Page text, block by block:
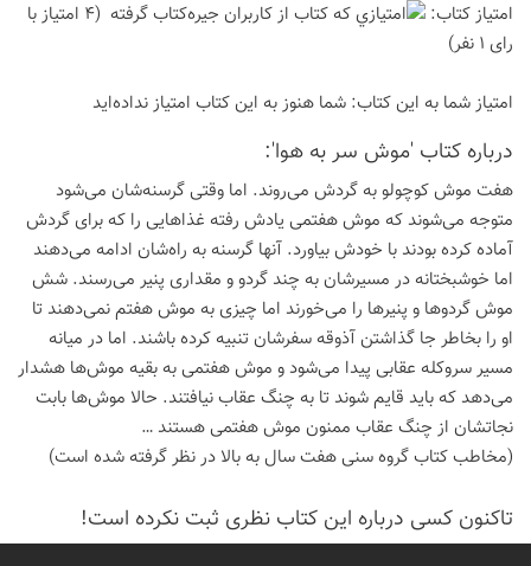
امتیاز كتاب:
(4 امتیاز با
رای 1 نفر)
امتیاز شما به این كتاب: شما هنوز به این كتاب امتیاز نداده‌اید
درباره كتاب 'موش سر به هوا':
هفت موش کوچولو به گردش می‌روند. اما وقتی گرسنه‌شان می‌شود
متوجه می‌شوند که موش هفتمی یادش رفته غذاهایی را که برای گردش
آماده کرده بودند با خودش بیاورد. آنها گرسنه به راه‌شان ادامه می‌دهند
اما خوشبختانه در مسیرشان به چند گردو و مقداری پنیر می‌رسند. شش
موش گردوها و پنیرها را می‌خورند اما چیزی به موش هفتم نمی‌دهند تا
او را بخاطر جا گذاشتن آذوقه سفرشان تنبیه کرده باشند. اما در میانه
مسیر سروکله عقابی پیدا می‌شود و موش هفتمی به بقیه موش‌ها هشدار
می‌دهد که باید قایم شوند تا به چنگ عقاب نیافتند. حالا موش‌ها بابت
نجاتشان از چنگ عقاب ممنون موش هفتمی هستند …
(مخاطب کتاب گروه سنی هفت سال به بالا در نظر گرفته شده است)
تاكنون كسی درباره این كتاب نظری ثبت نكرده است!